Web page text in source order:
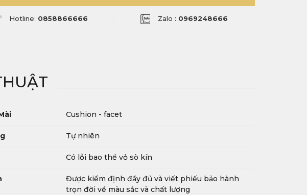
Hotline: 0858866666 Zalo : 0969248666
Cushion - facet
Tự nhiên
Có lỗi bao thể vỏ sò kín
Được kiểm định đầy đủ và viết phiếu bảo hành
trọn đời về màu sắc và chất lượng